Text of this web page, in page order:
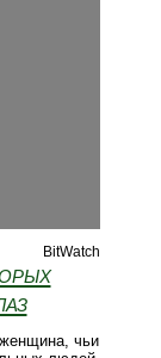
BitWatch
чьи